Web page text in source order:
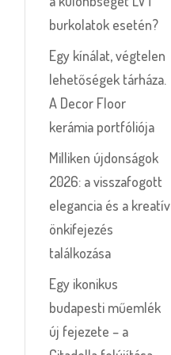
burkolatok esetén?
Egy kínálat, végtelen
lehetőségek tárháza.
A Decor Floor
kerámia portfóliója
Milliken újdonságok
2026: a visszafogott
elegancia és a kreatív
önkifejezés
találkozása
Egy ikonikus
budapesti műemlék
új fejezete – a